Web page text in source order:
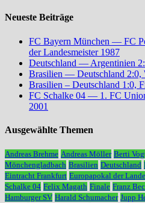
Neueste Beiträge
FC Bayern München — FC
der Landesmeister 1987
Deutschland — Argentinien
Brasilien — Deutschland 2:0,
Brasilien – Deutschland 1:0,
FC Schalke 04 — 1. FC
2001
Ausgewählte Themen
Andreas Brehme Andreas Möller Berti
Mönchengladbach Brasilien Deutschland
Eintracht Frankfurt Europapokal der
Schalke 04 Felix Magath Finale Franz
Hamburger SV Harald Schumacher Jupp